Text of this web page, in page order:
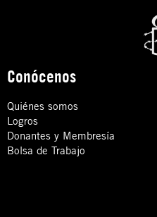
Conócenos
Quiénes somos
Logros
Donantes y Membresía
Bolsa de Trabajo